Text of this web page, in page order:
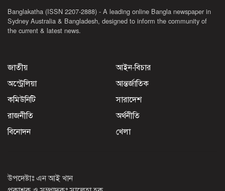
Banglakatha (ISSN 2207-2888) - A leading online Bangla newspaper in
Sydney Australia & Bangladesh, designed to inform the community of
the current & latest news.
জাতীয়
আইন-বিচার
অস্ট্রেলিয়া
আন্তর্জাতিক
কমিউনিটি
সারাদেশ
রাজনীতি
অর্থনীতি
বিনোদন
খেলা
উপদেষ্টাঃ এন আই খান